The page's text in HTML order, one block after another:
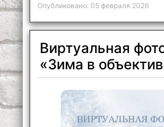
Опубликовано: 05 февраля 2026
Виртуальная
«Зима в